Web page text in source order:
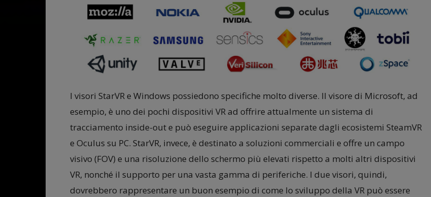
I visori StarVR e Windows possiedono specifiche molto diverse. Il visore di Microsoft, ad
esempio, è uno dei pochi dispositivi VR ad offrire attualmente un sistema di
tracciamento inside-out e può eseguire applicazioni separate dagli ecosistemi SteamVR
e Oculus su PC. StarVR, invece, è destinato a soluzioni commerciali e offre un campo
visivo (FOV) e una risoluzione dello schermo più elevati rispetto a molti altri dispositivi
VR, nonché il supporto per una vasta gamma di periferiche. I due visori, quindi,
dovrebbero rappresentare un buon esempio di come lo sviluppo della VR può essere